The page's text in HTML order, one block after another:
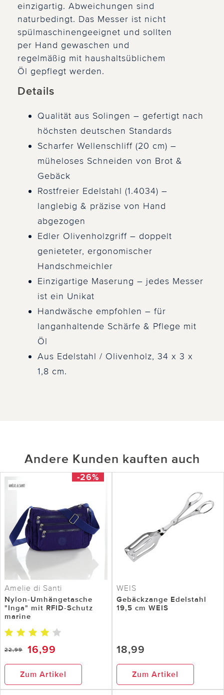
einzigartig. Abweichungen sind
naturbedingt. Das Messer ist nicht
spülmaschinengeeignet und sollten
per Hand gewaschen und
regelmäßig mit haushaltsüblichem
Öl gepflegt werden.
Details
Qualität aus Solingen – gefertigt nach
höchsten deutschen Standards
Scharfer Wellenschliff (20 cm) –
müheloses Schneiden von Brot &
Gebäck
Rostfreier Edelstahl (1.4034) –
langlebig & präzise von Hand
abgezogen
Edler Olivenholzgriff – doppelt
genieteter, ergonomischer
Handschmeichler
Einzigartige Maserung – jedes Messer
ist ein Unikat
Handwäsche empfohlen – für
langanhaltende Schärfe & Pflege mit
Öl
Aus Edelstahl / Olivenholz, 34 x 3 x
1,8 cm.
Andere Kunden kauften auch
-26%
Amelie di Santi
Nylon-Umhängetasche
"Inga" mit RFID-Schutz
marine
22,99 16,99
Zum Artikel
WEIS
Gebäckzange Edelstahl
19,5 cm WEIS
18,99
Zum Artikel